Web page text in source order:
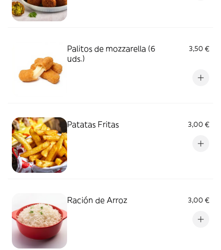
Palitos de mozzarella (6
uds.)
3,50 €
Patatas Fritas 3,00 €
Ración de Arroz 3,00 €